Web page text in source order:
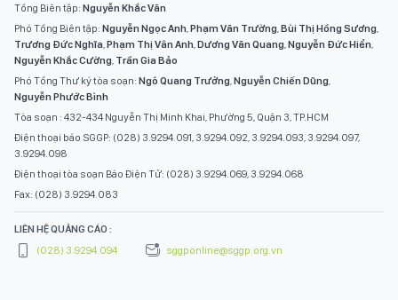
Tổng Biên tập: Nguyễn Khắc Văn
Phó Tổng Biên tập: Nguyễn Ngọc Anh Phạm Văn Trường Bùi Thị Hồng Sương
Trương Đức Nghĩa Phạm Thị Vân Anh Dương Văn Quang Nguyễn Đức Hiển
Nguyễn Khắc Cường Trần Gia Bảo
Phó Tổng Thư ký tòa soạn: Ngô Quang Trưởng Nguyễn Chiến Dũng
Nguyễn Phước Bình
Tòa soạn : 432-434 Nguyễn Thị Minh Khai, Phường 5, Quận 3, TP.HCM
Điện thoại báo SGGP: (028) 3.9294.091, 3.9294.092, 3.9294.093, 3.9294.097,
3.9294.098
Điện thoại tòa soạn Báo Điện Tử: (028) 3.9294.069, 3.9294.068
Fax: (028) 3.9294.083
LIÊN HỆ QUẢNG CÁO :
(028) 3.9294.094
sggponline@sggp.org.vn